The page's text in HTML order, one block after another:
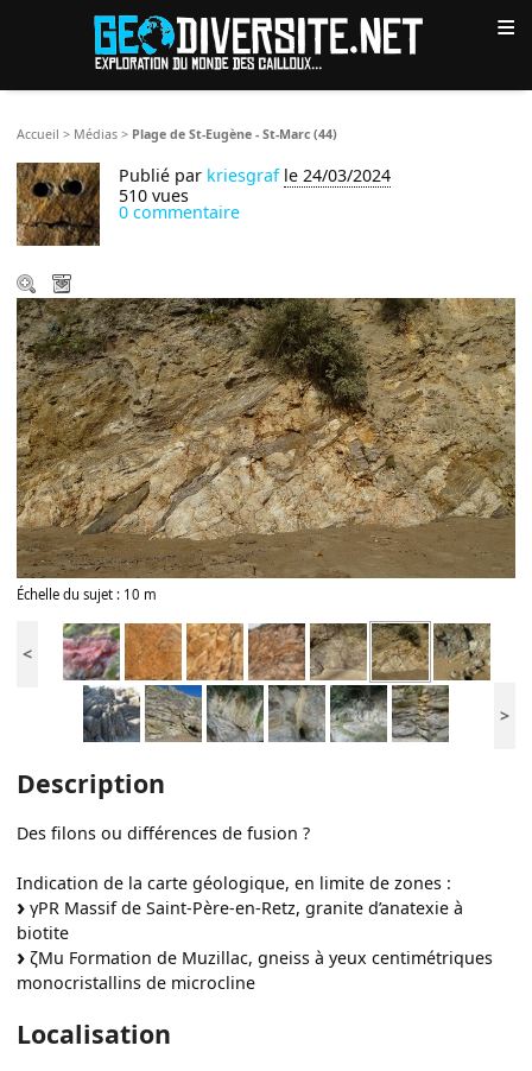
≡
Accueil > Médias > Plage de St-Eugène - St-Marc (44)
Publié par kriesgraf le 24/03/2024
510 vues
0 commentaire
Échelle du sujet : 10 m
<
>
Description
Des filons ou différences de fusion ?
Indication de la carte géologique, en limite de zones :
γPR Massif de Saint-Père-en-Retz, granite d’anatexie à
biotite
ζMu Formation de Muzillac, gneiss à yeux centimétriques
monocristallins de microcline
Localisation